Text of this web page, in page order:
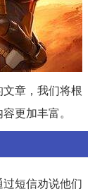
章，我们将根
更加丰富。
短信劝说他们